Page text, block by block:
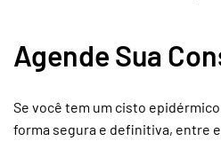
Agende Sua
Se você tem um cisto
forma segura e definitiva, entre